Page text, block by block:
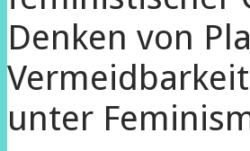
Denken von
unter